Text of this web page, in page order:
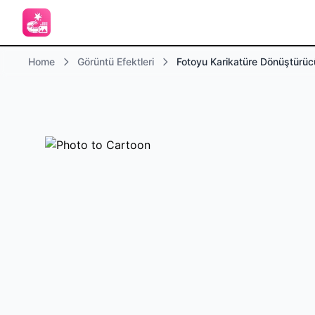
Home Görüntü Efektleri Fotoyu Karikatüre